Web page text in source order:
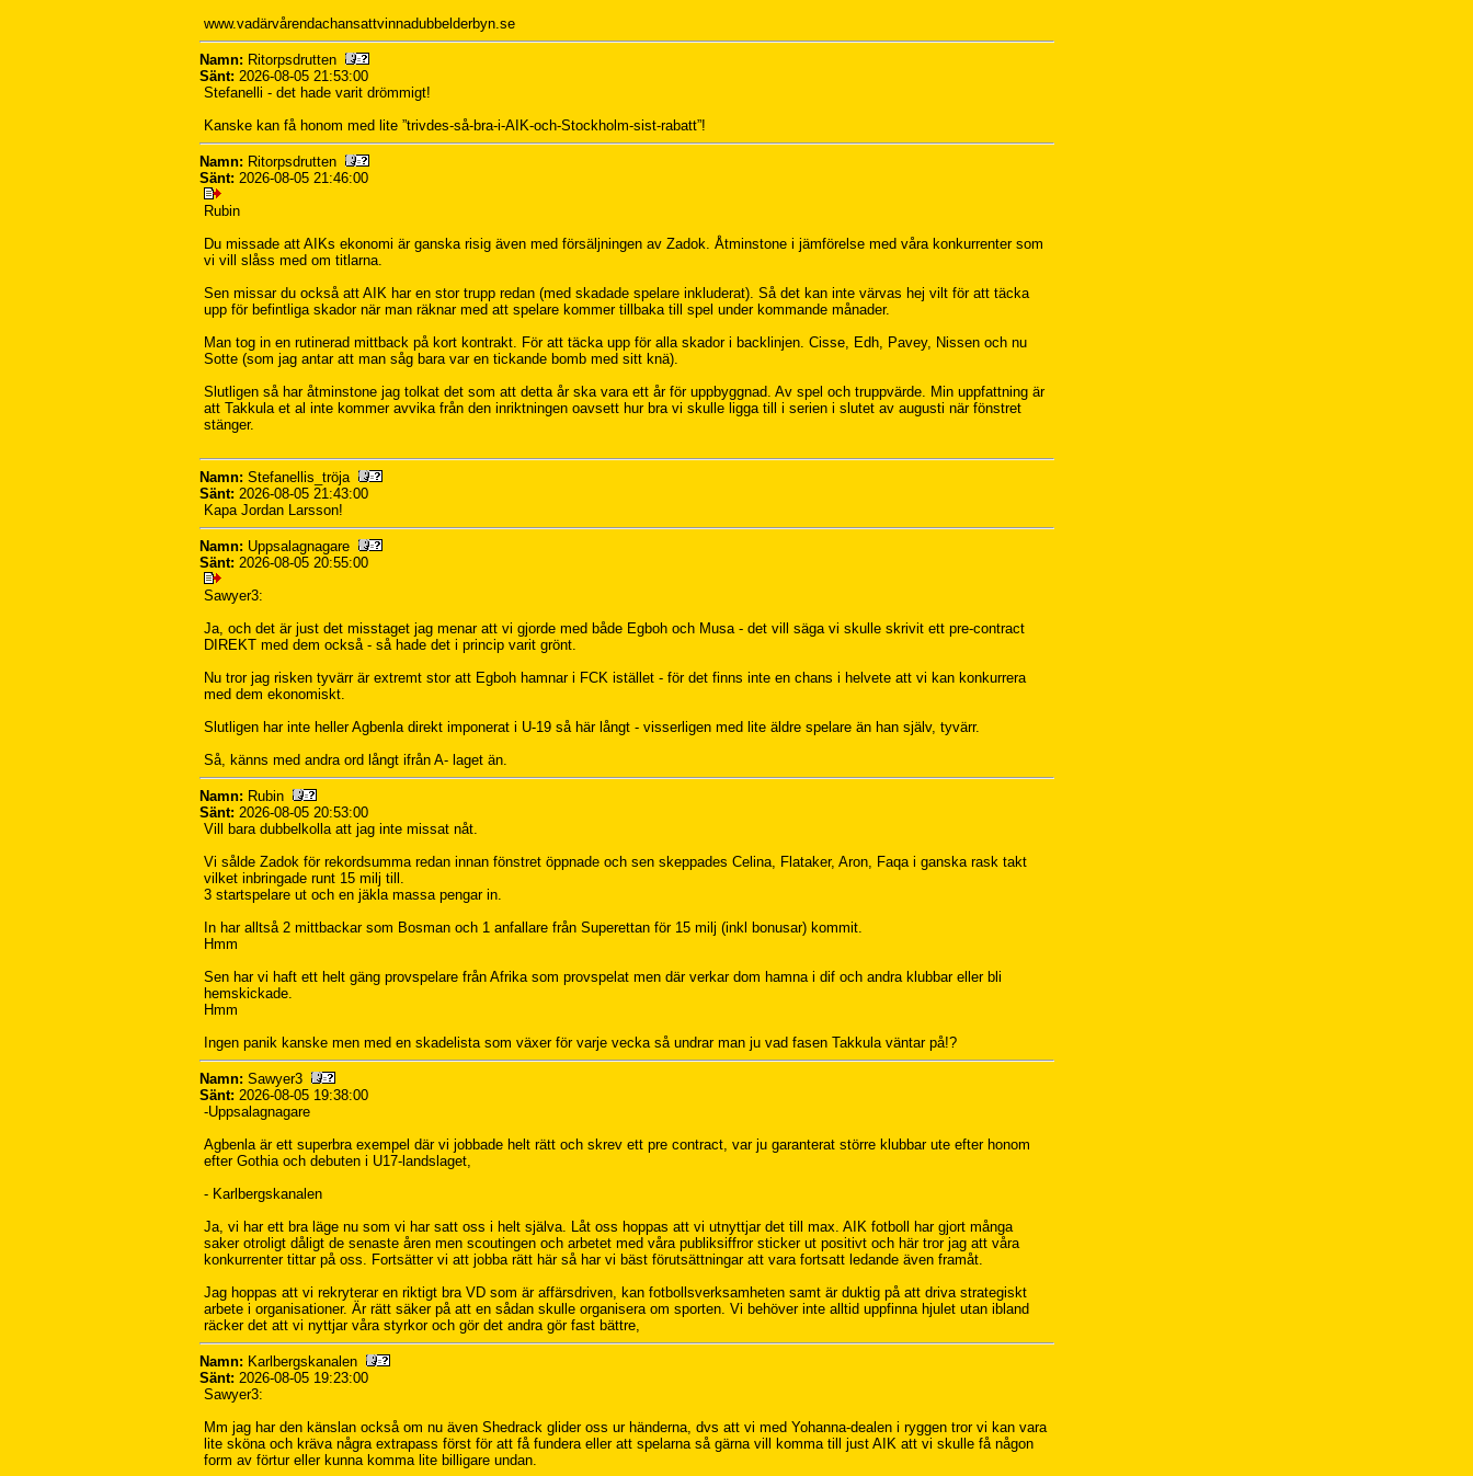
www.vadärvårendachansattvinnadubbelderbyn.se
Namn: Ritorpsdrutten
Sänt: 2026-08-05 21:53:00
Stefanelli - det hade varit drömmigt!
Kanske kan få honom med lite ”trivdes-så-bra-i-AIK-och-Stockholm-sist-rabatt”!
Namn: Ritorpsdrutten
Sänt: 2026-08-05 21:46:00
Rubin
Du missade att AIKs ekonomi är ganska risig även med försäljningen av Zadok. Åtminstone i jämförelse med våra konkurrenter som
vi vill slåss med om titlarna.
Sen missar du också att AIK har en stor trupp redan (med skadade spelare inkluderat). Så det kan inte värvas hej vilt för att täcka
upp för befintliga skador när man räknar med att spelare kommer tillbaka till spel under kommande månader.
Man tog in en rutinerad mittback på kort kontrakt. För att täcka upp för alla skador i backlinjen. Cisse, Edh, Pavey, Nissen och nu
Sotte (som jag antar att man såg bara var en tickande bomb med sitt knä).
Slutligen så har åtminstone jag tolkat det som att detta år ska vara ett år för uppbyggnad. Av spel och truppvärde. Min uppfattning är
att Takkula et al inte kommer avvika från den inriktningen oavsett hur bra vi skulle ligga till i serien i slutet av augusti när fönstret
stänger.
Namn: Stefanellis_tröja
Sänt: 2026-08-05 21:43:00
Kapa Jordan Larsson!
Namn: Uppsalagnagare
Sänt: 2026-08-05 20:55:00
Sawyer3:
Ja, och det är just det misstaget jag menar att vi gjorde med både Egboh och Musa - det vill säga vi skulle skrivit ett pre-contract
DIREKT med dem också - så hade det i princip varit grönt.
Nu tror jag risken tyvärr är extremt stor att Egboh hamnar i FCK istället - för det finns inte en chans i helvete att vi kan konkurrera
med dem ekonomiskt.
Slutligen har inte heller Agbenla direkt imponerat i U-19 så här långt - visserligen med lite äldre spelare än han själv, tyvärr.
Så, känns med andra ord långt ifrån A- laget än.
Namn: Rubin
Sänt: 2026-08-05 20:53:00
Vill bara dubbelkolla att jag inte missat nåt.
Vi sålde Zadok för rekordsumma redan innan fönstret öppnade och sen skeppades Celina, Flataker, Aron, Faqa i ganska rask takt
vilket inbringade runt 15 milj till.
3 startspelare ut och en jäkla massa pengar in.
In har alltså 2 mittbackar som Bosman och 1 anfallare från Superettan för 15 milj (inkl bonusar) kommit.
Hmm
Sen har vi haft ett helt gäng provspelare från Afrika som provspelat men där verkar dom hamna i dif och andra klubbar eller bli
hemskickade.
Hmm
Ingen panik kanske men med en skadelista som växer för varje vecka så undrar man ju vad fasen Takkula väntar på!?
Namn: Sawyer3
Sänt: 2026-08-05 19:38:00
-Uppsalagnagare
Agbenla är ett superbra exempel där vi jobbade helt rätt och skrev ett pre contract, var ju garanterat större klubbar ute efter honom
efter Gothia och debuten i U17-landslaget,
- Karlbergskanalen
Ja, vi har ett bra läge nu som vi har satt oss i helt själva. Låt oss hoppas att vi utnyttjar det till max. AIK fotboll har gjort många
saker otroligt dåligt de senaste åren men scoutingen och arbetet med våra publiksiffror sticker ut positivt och här tror jag att våra
konkurrenter tittar på oss. Fortsätter vi att jobba rätt här så har vi bäst förutsättningar att vara fortsatt ledande även framåt.
Jag hoppas att vi rekryterar en riktigt bra VD som är affärsdriven, kan fotbollsverksamheten samt är duktig på att driva strategiskt
arbete i organisationer. Är rätt säker på att en sådan skulle organisera om sporten. Vi behöver inte alltid uppfinna hjulet utan ibland
räcker det att vi nyttjar våra styrkor och gör det andra gör fast bättre,
Namn: Karlbergskanalen
Sänt: 2026-08-05 19:23:00
Sawyer3:
Mm jag har den känslan också om nu även Shedrack glider oss ur händerna, dvs att vi med Yohanna-dealen i ryggen tror vi kan vara
lite sköna och kräva några extrapass först för att få fundera eller att spelarna så gärna vill komma till just AIK att vi skulle få någon
form av förtur eller kunna komma lite billigare undan.